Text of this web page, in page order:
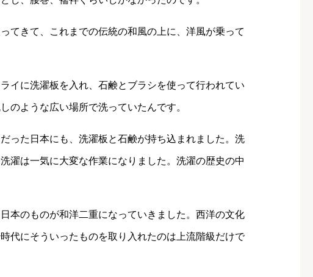
てきて、これまでの伝統の和風の上に、洋風が乗って
イに洗濯板を入れ、石鹸とブラシを使って行われてい
のような広い場所で洗っていたんです。
った日本にも、洗濯板と石鹸が持ち込まれました。洗
濯は一気に大変な作業になりました。洗濯の歴史の中
本のものが和洋二重になっていきました。西洋の文化
代にそういったものを取り入れたのは上流階級だけで